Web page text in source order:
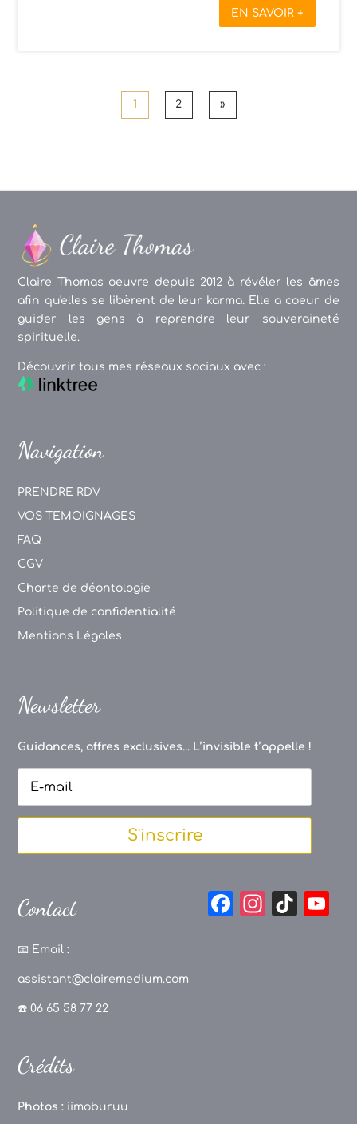
EN SAVOIR +
1 2 »
Claire Thomas oeuvre depuis 2012 à révéler les âmes
afin qu'elles se libèrent de leur karma. Elle a coeur de
guider les gens à reprendre leur souveraineté
spirituelle.
Découvrir tous mes réseaux sociaux avec :
Navigation
PRENDRE RDV
VOS TEMOIGNAGES
FAQ
CGV
Charte de déontologie
Politique de confidentialité
Mentions Légales
Newsletter
Guidances, offres exclusives... L’invisible t’appelle !
S'inscrire
Contact
📧 Email :
assistant@clairemedium.com
☎️ 06 65 58 77 22
F
In
Ti
Crédits
Photos : iimoburuu